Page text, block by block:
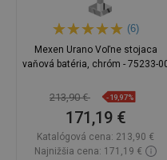
(6)
Mexen Urano Voľne stojaca
vaňová batéria, chróm - 75233-
213,90 € -19,97%
171,19 €
Katalógová cena: 213,90 €
Najnižšia cena: 171,19 €